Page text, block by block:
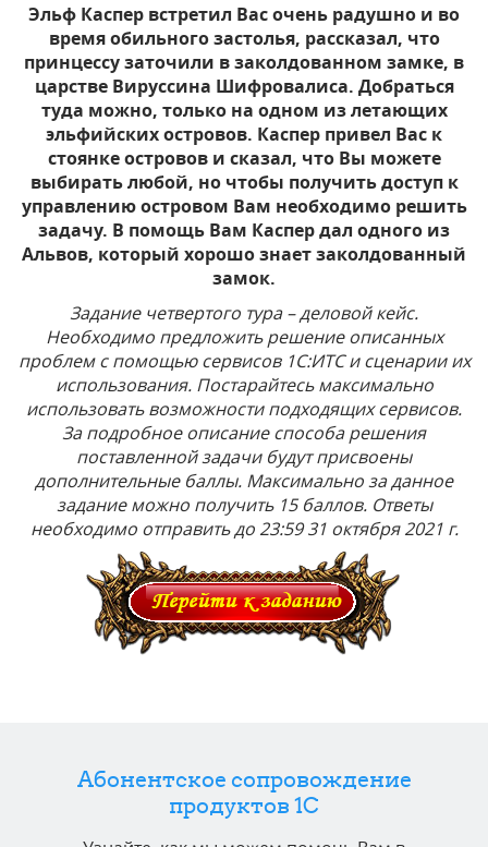
Эльф Каспер встретил Вас очень радушно и во
время обильного застолья, рассказал, что
принцессу заточили в заколдованном замке, в
царстве Вируссина Шифровалиса. Добраться
туда можно, только на одном из летающих
эльфийских островов. Каспер привел Вас к
стоянке островов и сказал, что Вы можете
выбирать любой, но чтобы получить доступ к
управлению островом Вам необходимо решить
задачу. В помощь Вам Каспер дал одного из
Альвов, который хорошо знает заколдованный
замок.
Задание четвертого тура – деловой кейс.
Необходимо предложить решение описанных
проблем с помощью сервисов 1С:ИТС и сценарии их
использования. Постарайтесь максимально
использовать возможности подходящих сервисов.
За подробное описание способа решения
поставленной задачи будут присвоены
дополнительные баллы. Максимально за данное
задание можно получить 15 баллов. Ответы
необходимо отправить до 23:59 31 октября 2021 г.
Абонентское сопровождение
продуктов 1C